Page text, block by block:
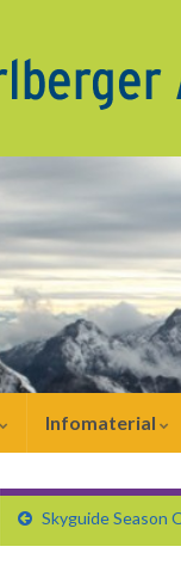
Infomaterial
Skyguide Season